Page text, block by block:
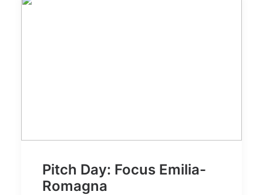
Pitch Day: Focus Emilia-
Romagna